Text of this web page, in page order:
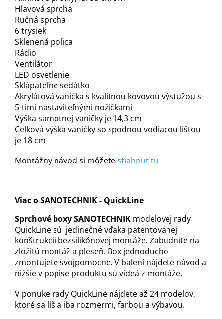
Hlavová sprcha
Ručná sprcha
6 trysiek
Sklenená polica
Rádio
Ventilátor
LED osvetlenie
Sklápateľné sedátko
Akrylátová vanička s kvalitnou kovovou výstužou s
5-timi nastaviteľnými nožičkami
Výška samotnej vaničky je 14,3 cm
Celková výška vaničky so spodnou vodiacou lištou
je 18 cm
Montážny návod si môžetestiahnuť tu
Viac o SANOTECHNIK - QuickLine
Sprchové boxy SANOTECHNIK modelovej rady
QuickLine sú jedinečné vďaka patentovanej
konštrukcii bezsilikónovej montáže. Zabudnite na
zložitú montáž a pleseň. Box jednoducho
zmontujete svojpomocne. V balení nájdete návod a
nižšie v popise produktu sú videá z montáže.
V ponuke rady QuickLine nájdete až 24 modelov,
ktoré sa líšia iba rozmermi, farbou a výbavou.